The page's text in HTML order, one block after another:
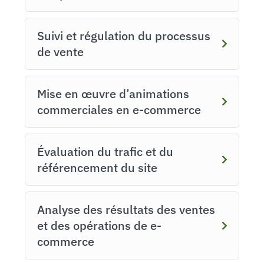
Suivi et régulation du processus
de vente
Mise en œuvre d’animations
commerciales en e-commerce
Évaluation du trafic et du
référencement du site
Analyse des résultats des ventes
et des opérations de e-
commerce